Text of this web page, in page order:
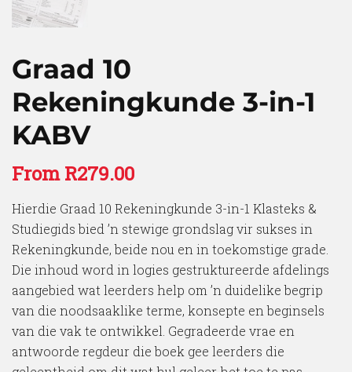
Graad 10
Rekeningkunde 3-in-1
KABV
FromR279.00
Hierdie Graad 10 Rekeningkunde 3-in-1 Klasteks &
Studiegids bied ’n stewige grondslag vir sukses in
Rekeningkunde, beide nou en in toekomstige grade.
Die inhoud word in logies gestruktureerde afdelings
aangebied wat leerders help om ’n duidelike begrip
van die noodsaaklike terme, konsepte en beginsels
van die vak te ontwikkel. Gegradeerde vrae en
antwoorde regdeur die boek gee leerders die